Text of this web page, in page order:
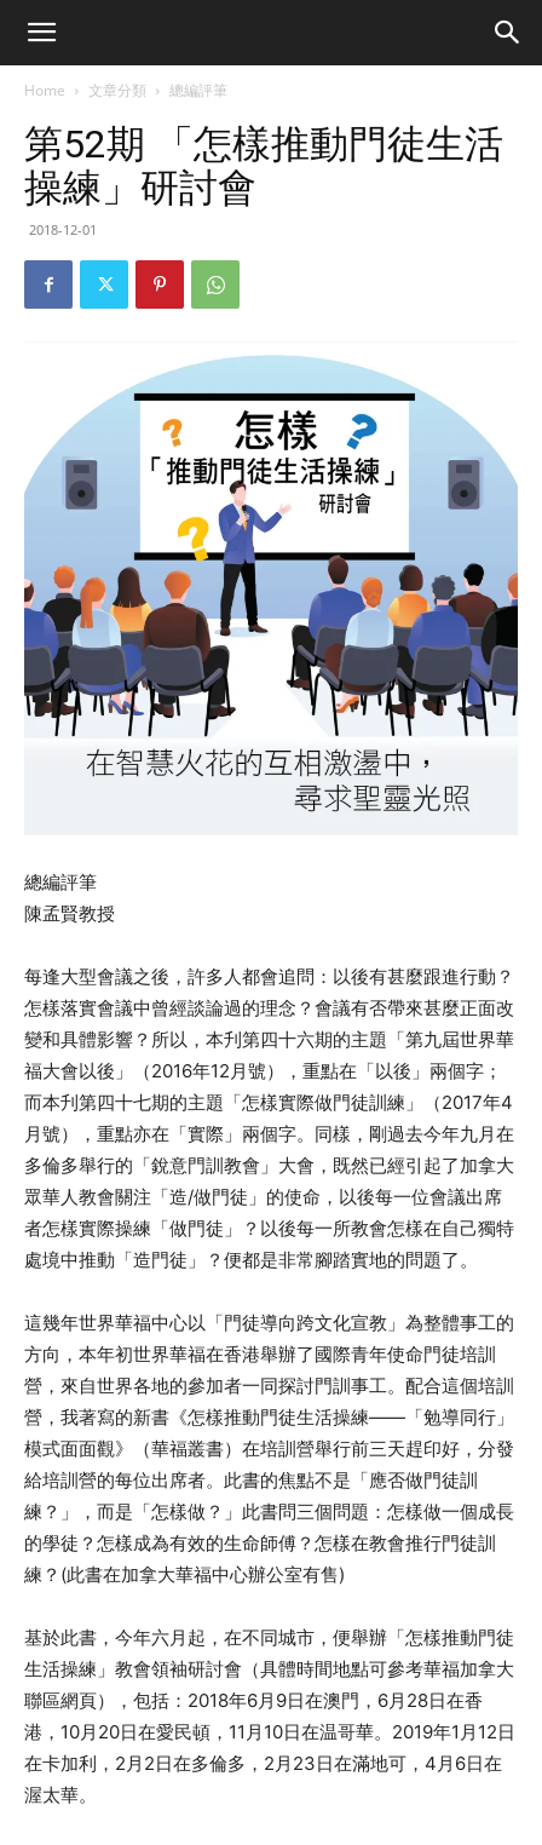
Home 文章分類 總編評筆
第52期 「怎樣推動門徒生活
操練」研討會
2018-12-01
總編評筆
陳孟賢教授
每逢大型會議之後，許多人都會追問：以後有甚麼跟進行動？
怎樣落實會議中曾經談論過的理念？會議有否帶來甚麼正面改
變和具體影響？所以，本刋第四十六期的主題「第九屆世界華
福大會以後」（2016年12月號），重點在「以後」兩個字；
而本刋第四十七期的主題「怎樣實際做門徒訓練」（2017年4
月號），重點亦在「實際」兩個字。同樣，剛過去今年九月在
多倫多舉行的「銳意門訓教會」大會，既然已經引起了加拿大
眾華人教會關注「造/做門徒」的使命，以後每一位會議出席
者怎樣實際操練「做門徒」？以後每一所教會怎樣在自己獨特
處境中推動「造門徒」？便都是非常腳踏實地的問題了。
這幾年世界華福中心以「門徒導向跨文化宣教」為整體事工的
方向，本年初世界華福在香港舉辦了國際青年使命門徒培訓
營，來自世界各地的參加者一同探討門訓事工。配合這個培訓
營，我著寫的新書《怎樣推動門徒生活操練——「勉導同行」
模式面面觀》（華福叢書）在培訓營舉行前三天趕印好，分發
給培訓營的每位出席者。此書的焦點不是「應否做門徒訓
練？」，而是「怎樣做？」此書問三個問題：怎樣做一個成長
的學徒？怎樣成為有效的生命師傅？怎樣在教會推行門徒訓
練？(此書在加拿大華福中心辦公室有售)
基於此書，今年六月起，在不同城市，便舉辦「怎樣推動門徒
生活操練」教會領袖研討會（具體時間地點可參考華福加拿大
聯區網頁），包括：2018年6月9日在澳門，6月28日在香
港，10月20日在愛民頓，11月10日在温哥華。2019年1月12日
在卡加利，2月2日在多倫多，2月23日在滿地可，4月6日在
渥太華。